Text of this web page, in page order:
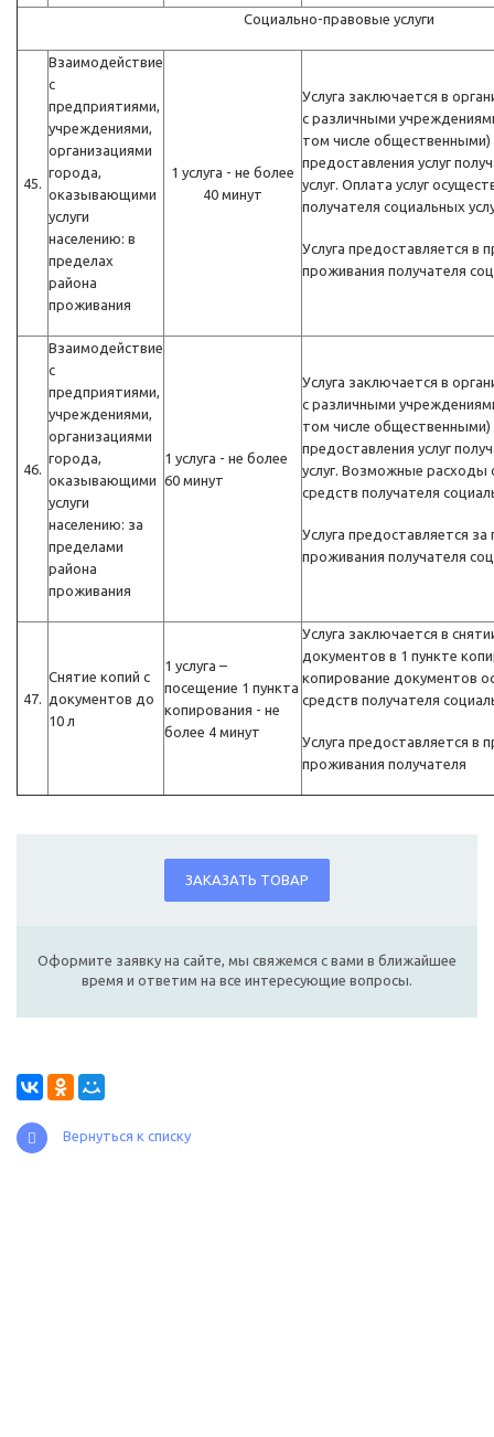
Социально-правовые услуги
45.
Взаимодействие
с
предприятиями,
учреждениями,
организациями
города,
оказывающими
услуги
населению: в
пределах
района
проживания
1 услуга - не более
40 минут
Услуга заключается в
с различными
том числе общественными)
предоставления услуг
услуг. Оплата услуг
получателя социальных
Услуга предоставляется в
проживания получателя
46.
Взаимодействие
с
предприятиями,
учреждениями,
организациями
города,
оказывающими
услуги
населению: за
пределами
района
проживания
1 услуга - не более
60 минут
Услуга заключается в
с различными
том числе общественными)
предоставления услуг
услуг. Возможные расходы
средств получателя
Услуга предоставляется
проживания получателя
47.
Снятие копий с
документов до
10 л
1 услуга –
посещение 1 пункта
копирования - не
более 4 минут
Услуга заключается в
документов в 1 пункте
копирование документов
средств получателя
Услуга предоставляется в
проживания получателя
ЗАКАЗАТЬ ТОВАР
Оформите заявку на сайте, мы свяжемся с вами в ближайшее
время и ответим на все интересующие вопросы.
Вернуться к списку